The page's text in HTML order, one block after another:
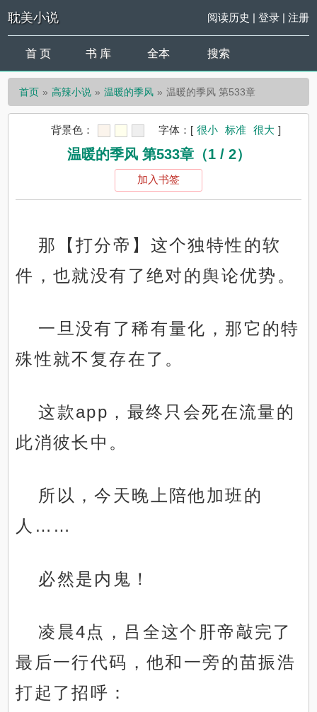
耽美小说 阅读历史 | 登录| 注册
首 页 书 库 全本 搜索
首页 高辣小说 温暖的季风 温暖的季风 第533章
背景色： 字体： [ 很小 标准 很大 ]
温暖的季风 第533章（1 / 2）
加入书签
那【打分帝】这个独特性的软
件，也就没有了绝对的舆论优势。
一旦没有了稀有量化，那它的特
殊性就不复存在了。
这款app，最终只会死在流量的
此消彼长中。
所以，今天晚上陪他加班的
人……
必然是内鬼！
凌晨4点，吕全这个肝帝敲完了
最后一行代码，他和一旁的苗振浩
打起了招呼：